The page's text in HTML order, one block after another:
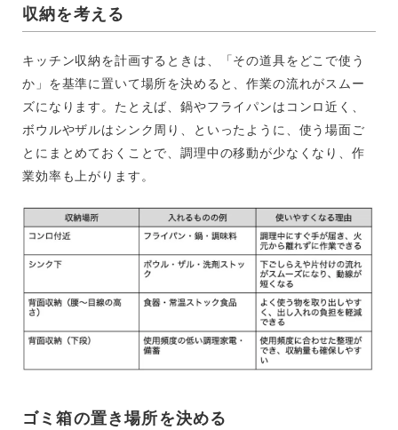
収納を考える
キッチン収納を計画するときは、「その道具をどこで使う
か」を基準に置いて場所を決めると、作業の流れがスムー
ズになります。たとえば、鍋やフライパンはコンロ近く、
ボウルやザルはシンク周り、といったように、使う場面ご
とにまとめておくことで、調理中の移動が少なくなり、作
業効率も上がります。
ゴミ箱の置き場所を決める